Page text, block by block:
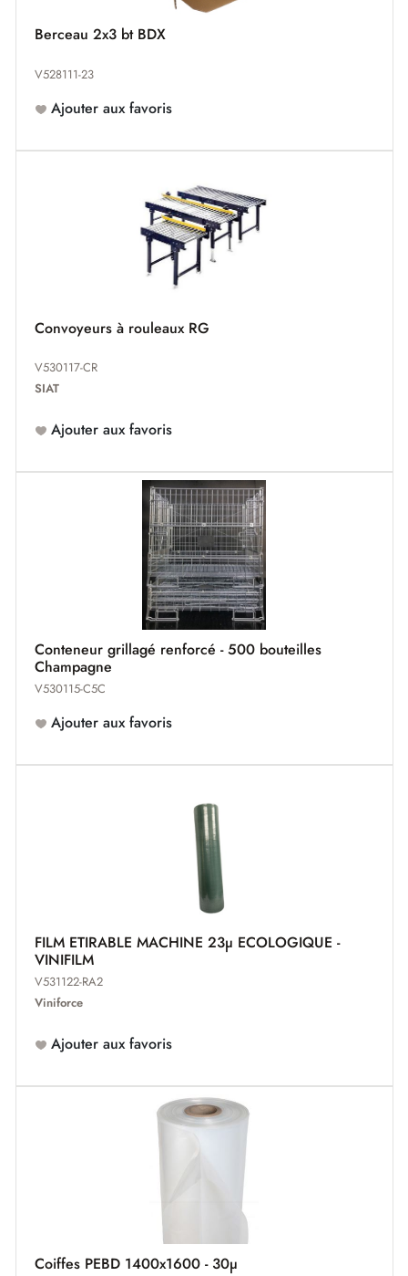
Berceau 2x3 bt BDX
V528111-23
Ajouter aux favoris
Convoyeurs à rouleaux RG
V530117-CR
SIAT
Ajouter aux favoris
Conteneur grillagé renforcé - 500 bouteilles
Champagne
V530115-C5C
Ajouter aux favoris
FILM ETIRABLE MACHINE 23µ ECOLOGIQUE -
VINIFILM
V531122-RA2
Viniforce
Ajouter aux favoris
Coiffes PEBD 1400x1600 - 30µ